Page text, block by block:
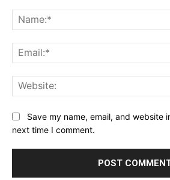
Save my name, email, and website
next time I comment.